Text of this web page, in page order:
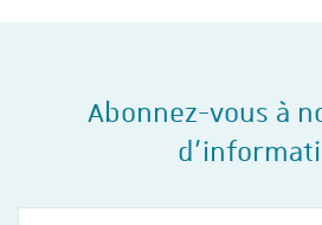
Abonnez-vous à